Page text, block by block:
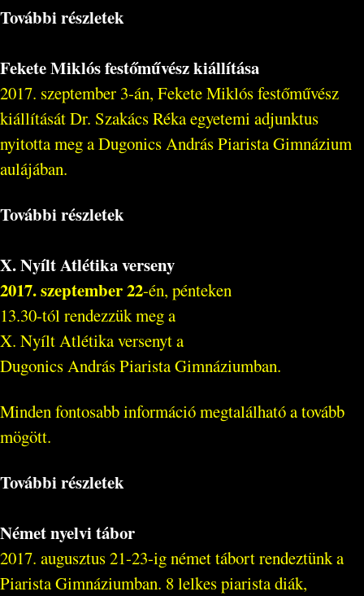
További részletek
Fekete Miklós festőművész kiállítása
2017. szeptember 3-án, Fekete Miklós festőművész
kiállítását Dr. Szakács Réka egyetemi adjunktus
nyitotta meg a Dugonics András Piarista Gimnázium
aulájában.
További részletek
X. Nyílt Atlétika verseny
2017. szeptember 22-én, pénteken
13.30-tól rendezzük meg a
X. Nyílt Atlétika versenyt a
Dugonics András Piarista Gimnáziumban.
Minden fontosabb információ megtalálható a tovább
mögött.
További részletek
Német nyelvi tábor
2017. augusztus 21-23-ig német tábort rendeztünk a
Piarista Gimnáziumban. 8 lelkes piarista diák,